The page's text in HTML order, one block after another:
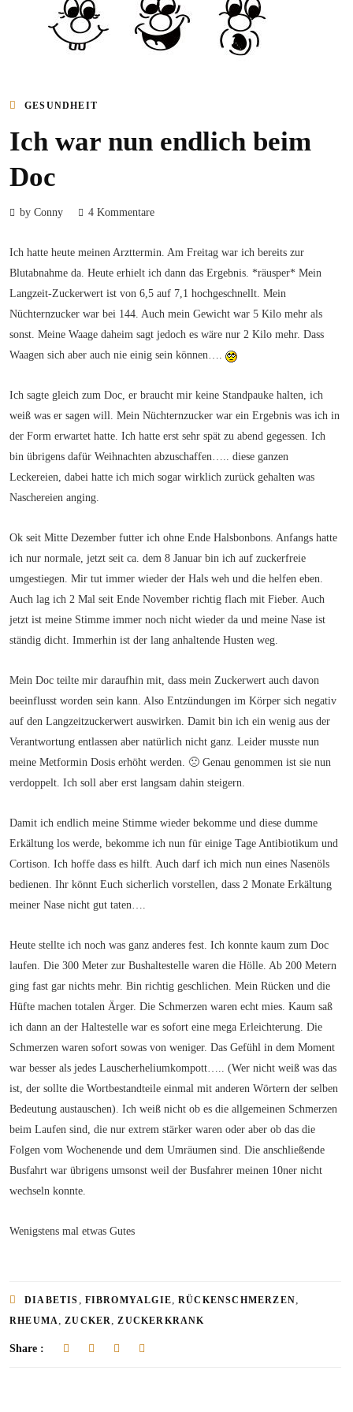
GESUNDHEIT
Ich war nun endlich beim
Doc
by Conny 4 Kommentare
Ich hatte heute meinen Arzttermin. Am Freitag war ich bereits zur
Blutabnahme da. Heute erhielt ich dann das Ergebnis. *räusper* Mein
Langzeit-Zuckerwert ist von 6,5 auf 7,1 hochgeschnellt. Mein
Nüchternzucker war bei 144. Auch mein Gewicht war 5 Kilo mehr als
sonst. Meine Waage daheim sagt jedoch es wäre nur 2 Kilo mehr. Dass
Waagen sich aber auch nie einig sein können….
Ich sagte gleich zum Doc, er braucht mir keine Standpauke halten, ich
weiß was er sagen will. Mein Nüchternzucker war ein Ergebnis was ich in
der Form erwartet hatte. Ich hatte erst sehr spät zu abend gegessen. Ich
bin übrigens dafür Weihnachten abzuschaffen….. diese ganzen
Leckereien, dabei hatte ich mich sogar wirklich zurück gehalten was
Naschereien anging.
Ok seit Mitte Dezember futter ich ohne Ende Halsbonbons. Anfangs hatte
ich nur normale, jetzt seit ca. dem 8 Januar bin ich auf zuckerfreie
umgestiegen. Mir tut immer wieder der Hals weh und die helfen eben.
Auch lag ich 2 Mal seit Ende November richtig flach mit Fieber. Auch
jetzt ist meine Stimme immer noch nicht wieder da und meine Nase ist
ständig dicht. Immerhin ist der lang anhaltende Husten weg.
Mein Doc teilte mir daraufhin mit, dass mein Zuckerwert auch davon
beeinflusst worden sein kann. Also Entzündungen im Körper sich negativ
auf den Langzeitzuckerwert auswirken. Damit bin ich ein wenig aus der
Verantwortung entlassen aber natürlich nicht ganz. Leider musste nun
meine Metformin Dosis erhöht werden. 🙁 Genau genommen ist sie nun
verdoppelt. Ich soll aber erst langsam dahin steigern.
Damit ich endlich meine Stimme wieder bekomme und diese dumme
Erkältung los werde, bekomme ich nun für einige Tage Antibiotikum und
Cortison. Ich hoffe dass es hilft. Auch darf ich mich nun eines Nasenöls
bedienen. Ihr könnt Euch sicherlich vorstellen, dass 2 Monate Erkältung
meiner Nase nicht gut taten….
Heute stellte ich noch was ganz anderes fest. Ich konnte kaum zum Doc
laufen. Die 300 Meter zur Bushaltestelle waren die Hölle. Ab 200 Metern
ging fast gar nichts mehr. Bin richtig geschlichen. Mein Rücken und die
Hüfte machen totalen Ärger. Die Schmerzen waren echt mies. Kaum saß
ich dann an der Haltestelle war es sofort eine mega Erleichterung. Die
Schmerzen waren sofort sowas von weniger. Das Gefühl in dem Moment
war besser als jedes Lauscherheliumkompott….. (Wer nicht weiß was das
ist, der sollte die Wortbestandteile einmal mit anderen Wörtern der selben
Bedeutung austauschen). Ich weiß nicht ob es die allgemeinen Schmerzen
beim Laufen sind, die nur extrem stärker waren oder aber ob das die
Folgen vom Wochenende und dem Umräumen sind. Die anschließende
Busfahrt war übrigens umsonst weil der Busfahrer meinen 10ner nicht
wechseln konnte.
Wenigstens mal etwas Gutes
DIABETIS , FIBROMYALGIE,RÜCKENSCHMERZEN,
RHEUMA,ZUCKER,ZUCKERKRANK
Share :